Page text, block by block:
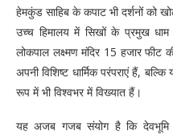
हेमकुंड साहिब के कपाट भी दर्शनों को
उच्च हिमालय में सिखों के प्रमुख धाम
लोकपाल लक्ष्मण मंदिर 15 हजार फीट
अपनी विशिष्ट धार्मिक परंपराएं हैं,
रूप में भी विश्वभर में विख्यात हैं।
यह अजब गजब संयोग है कि देवभूमि